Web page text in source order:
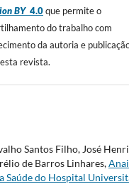
BY4.0que permite o
do trabalho com
da autoria e
revista.
Santos Filho, José
de Barros Linhares,
Saúde do Hospital